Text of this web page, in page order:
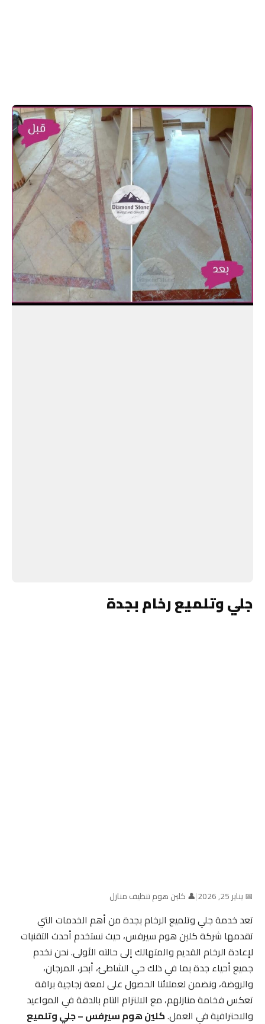
جلي وتلميع رخام بجدة
📅 يناير 25, 2026 |👤 كلين هوم تنظيف منازل
تعد خدمة جلي وتلميع الرخام بجدة من أهم الخدمات التي
تقدمها شركة كلين هوم سيرفس، حيث نستخدم أحدث التقنيات
لإعادة الرخام القديم والمتهالك إلى حالته الأولى. نحن نخدم
جميع أحياء جدة بما في ذلك حي الشاطئ، أبحر، المرجان،
والروضة، ونضمن لعملائنا الحصول على لمعة زجاجية براقة
تعكس فخامة منازلهم، مع الالتزام التام بالدقة في المواعيد
والاحترافية في العمل.كلين هوم سيرفس – جلي وتلميع